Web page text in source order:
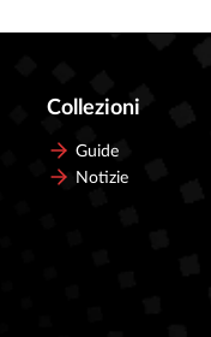
Collezioni
Guide
Notizie